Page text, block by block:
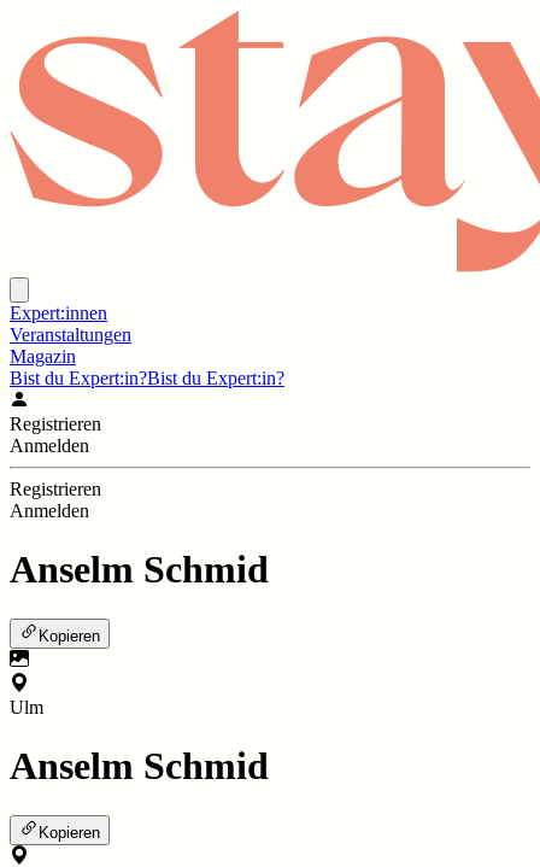
Expert:innen
Veranstaltungen
Magazin
Bist du Expert:in?Bist du Expert:in?
Registrieren
Anmelden
Registrieren
Anmelden
Anselm Schmid
Kopieren
Ulm
Anselm Schmid
Kopieren